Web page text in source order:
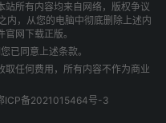
所有内容均来自网络，版权争议
内，从您的电脑中彻底删除上述内
网下载正版。
已同意上述条款。
取任何费用，所有内容不作为商业
ICP备2021015464号-3